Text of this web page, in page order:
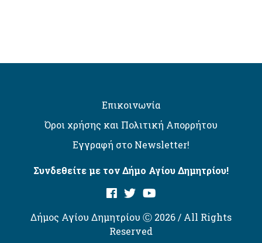
Επικοινωνία
Όροι χρήσης και Πολιτική Απορρήτου
Εγγραφή στο Newsletter!
Συνδεθείτε με τον Δήμο Αγίου Δημητρίου!
Δήμος Αγίου Δημητρίου Ⓒ 2026 / All Rights
Reserved